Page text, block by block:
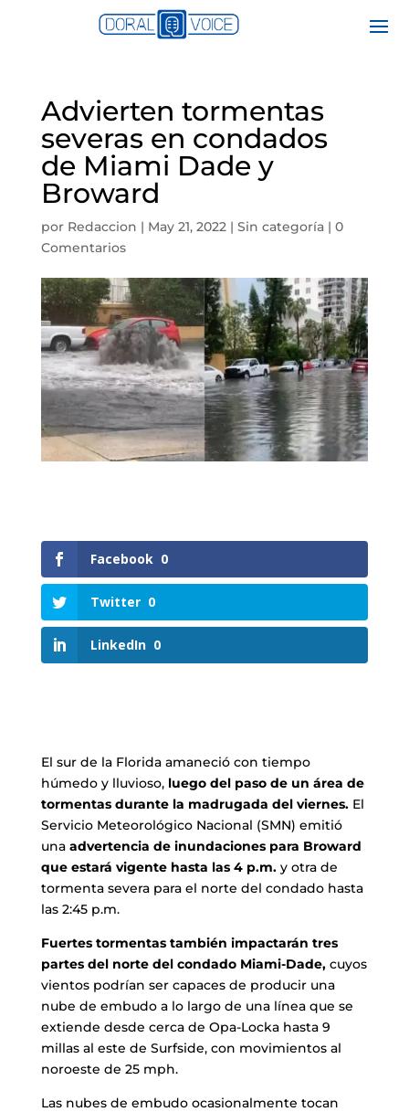
Advierten tormentas
severas en condados
de Miami Dade y
Broward
por Redaccion | May 21, 2022| Sin categoría| 0
Comentarios
Facebook 0
Twitter 0
LinkedIn 0
El sur de la Florida amaneció con tiempo
húmedo y lluvioso,luego del paso de un área de
tormentas durante la madrugada del viernes. El
Servicio Meteorológico Nacional (SMN) emitió
una advertencia de inundaciones para Broward
que estará vigente hasta las 4 p.m.y otra de
tormenta severa para el norte del condado hasta
las 2:45 p.m.
Fuertes tormentas también impactarán tres
partes del norte del condado Miami-Dade,cuyos
vientos podrían ser capaces de producir una
nube de embudo a lo largo de una línea que se
extiende desde cerca de Opa-Locka hasta 9
millas al este de Surfside, con movimientos al
noroeste de 25 mph.
Las nubes de embudo ocasionalmente tocan